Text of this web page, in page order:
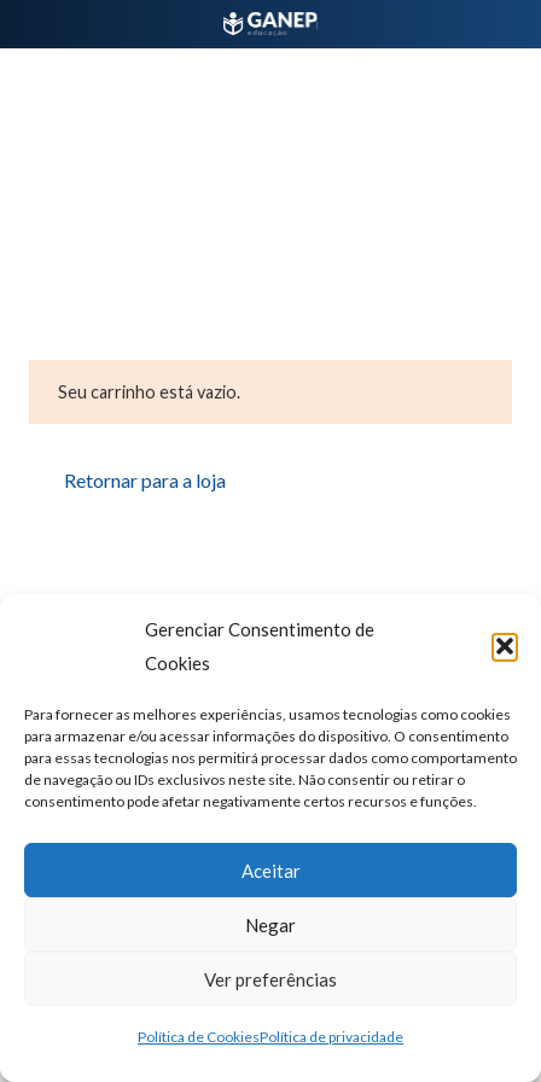
Gerenciar Consentimento de
Cookies
Para fornecer as melhores experiências, usamos tecnologias como cookies
para armazenar e/ou acessar informações do dispositivo. O consentimento
para essas tecnologias nos permitirá processar dados como comportamento
de navegação ou IDs exclusivos neste site. Não consentir ou retirar o
consentimento pode afetar negativamente certos recursos e funções.
Aceitar
Negar
Ver preferências
Política de CookiesPolítica de privacidade
Seu carrinho está vazio.
Retornar para a loja
GANEP | Todos os direitos reservados |
privacidade